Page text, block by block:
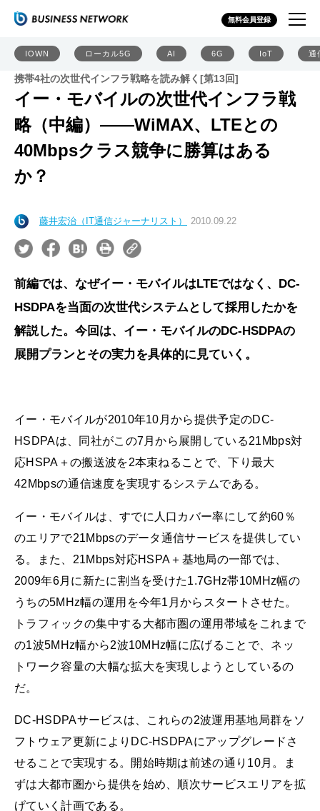
無料会員登録
IOWN ローカル5G AI 6G IoT 通
携帯4社の次世代インフラ戦略を読み解く[第13回]
イー・モバイルの次世代インフラ戦
略（中編）――WiMAX、LTEとの
40Mbpsクラス競争に勝算はある
か？
藤井宏治（IT通信ジャーナリスト） 2010.09.22
前編では、なぜイー・モバイルはLTEではなく、DC-
HSDPAを当面の次世代システムとして採用したかを
解説した。今回は、イー・モバイルのDC-HSDPAの
展開プランとその実力を具体的に見ていく。
イー・モバイルが2010年10月から提供予定のDC-
HSDPAは、同社がこの7月から展開している21Mbps対
応HSPA＋の搬送波を2本束ねることで、下り最大
42Mbpsの通信速度を実現するシステムである。
イー・モバイルは、すでに人口カバー率にして約60％
のエリアで21Mbpsのデータ通信サービスを提供してい
る。また、21Mbps対応HSPA＋基地局の一部では、
2009年6月に新たに割当を受けた1.7GHz帯10MHz幅の
うちの5MHz幅の運用を今年1月からスタートさせた。
トラフィックの集中する大都市圏の運用帯域をこれまで
の1波5MHz幅から2波10MHz幅に広げることで、ネッ
トワーク容量の大幅な拡大を実現しようとしているの
だ。
DC-HSDPAサービスは、これらの2波運用基地局群をソ
フトウェア更新によりDC-HSDPAにアップグレードさ
せることで実現する。開始時期は前述の通り10月。ま
ずは大都市圏から提供を始め、順次サービスエリアを拡
げていく計画である。